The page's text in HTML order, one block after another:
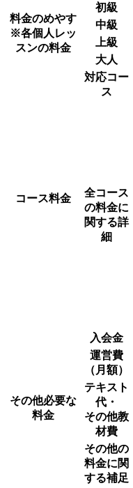
料金のめやす
※各個人レッ
スンの料金
初級
中級
上級
大人
コース料金
対応コー
ス
全コース
の料金に
関する詳
細
その他必要な
料金
入会金
運営費
（月額）
テキスト
代・
その他教
材費
その他の
料金に関
する補足